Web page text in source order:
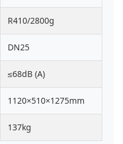
R410/2800g
DN25
≤68dB (A)
1120×510×1275mm
137kg